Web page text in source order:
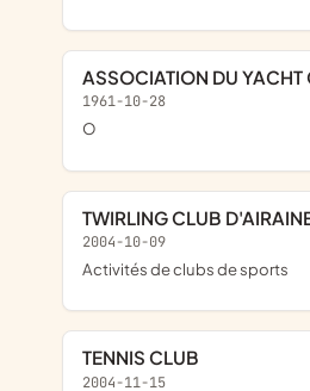
ASSOCIATION DU
1961-10-28
o
TWIRLING CLUB
2004-10-09
Activités de clubs de sports
TENNIS CLUB
2004-11-15